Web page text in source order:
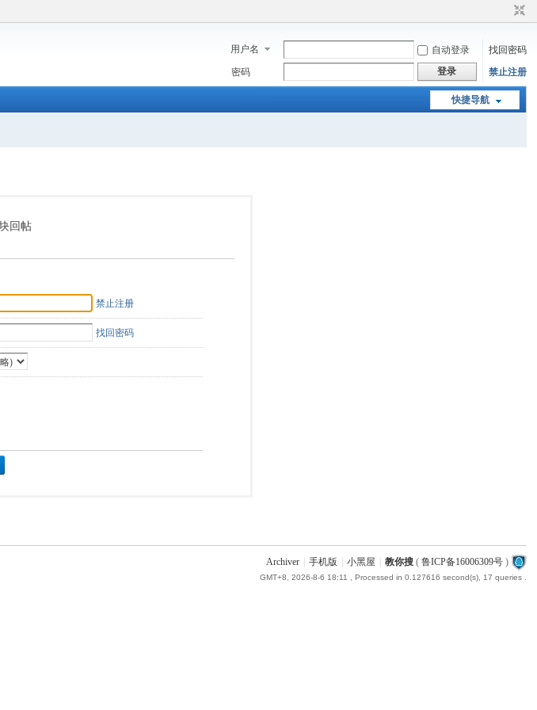
用户名 自动登录
找回密码
密码
登录 禁止注册
快捷导航
回帖
禁止注册
找回密码
Archiver 手机版 小黑屋 教你搜( 鲁ICP备16006309号)
GMT+8, 2026-8-6 18:11 , Processed in 0.127616 second(s), 17 queries .